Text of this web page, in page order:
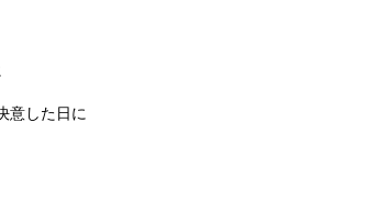
意した日に